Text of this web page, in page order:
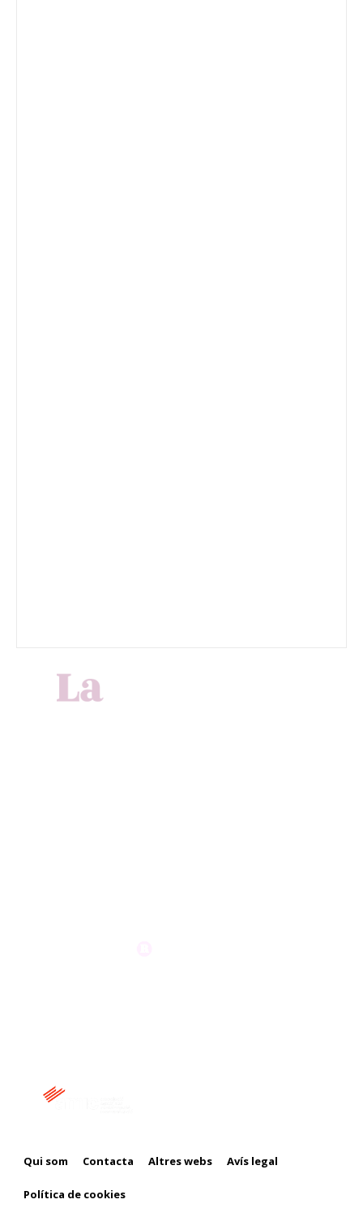
Qui som Contacta Altres webs Avís legal
Política de cookies